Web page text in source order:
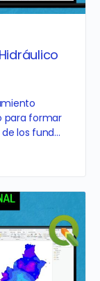
para formar
los fund…